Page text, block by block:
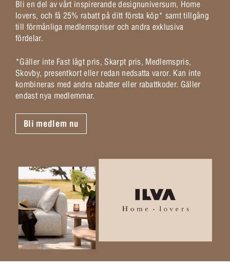
Bli en del av vårt inspirerande designuniversum, Home
lovers, och få 25% rabatt på ditt första köp* samt tillgång
till förmånliga medlemspriser och andra exklusiva
fördelar.
*Gäller inte Fast lågt pris, Skarpt pris, Medlemspris,
Skovby, presentkort eller redan nedsatta varor. Kan inte
kombineras med andra rabatter eller rabattkoder. Gäller
endast nya medlemmar.
Bli medlem nu